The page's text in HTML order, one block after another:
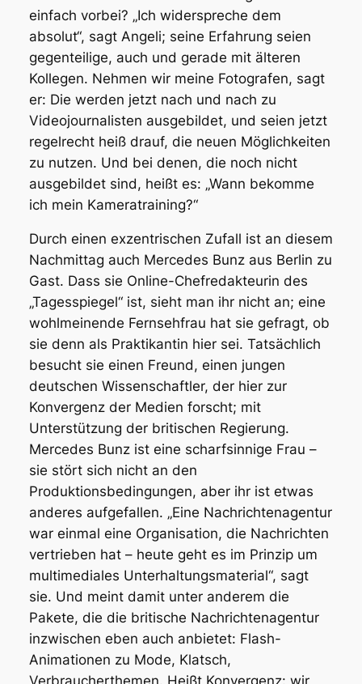
einfach vorbei? „Ich widerspreche dem
absolut“, sagt Angeli; seine Erfahrung seien
gegenteilige, auch und gerade mit älteren
Kollegen. Nehmen wir meine Fotografen, sagt
er: Die werden jetzt nach und nach zu
Videojournalisten ausgebildet, und seien jetzt
regelrecht heiß drauf, die neuen Möglichkeiten
zu nutzen. Und bei denen, die noch nicht
ausgebildet sind, heißt es: „Wann bekomme
ich mein Kameratraining?“
Durch einen exzentrischen Zufall ist an diesem
Nachmittag auch Mercedes Bunz aus Berlin zu
Gast. Dass sie Online-Chefredakteurin des
„Tagesspiegel“ ist, sieht man ihr nicht an; eine
wohlmeinende Fernsehfrau hat sie gefragt, ob
sie denn als Praktikantin hier sei. Tatsächlich
besucht sie einen Freund, einen jungen
deutschen Wissenschaftler, der hier zur
Konvergenz der Medien forscht; mit
Unterstützung der britischen Regierung.
Mercedes Bunz ist eine scharfsinnige Frau –
sie stört sich nicht an den
Produktionsbedingungen, aber ihr ist etwas
anderes aufgefallen. „Eine Nachrichtenagentur
war einmal eine Organisation, die Nachrichten
vertrieben hat – heute geht es im Prinzip um
multimediales Unterhaltungsmaterial“, sagt
sie. Und meint damit unter anderem die
Pakete, die die britische Nachrichtenagentur
inzwischen eben auch anbietet: Flash-
Animationen zu Mode, Klatsch,